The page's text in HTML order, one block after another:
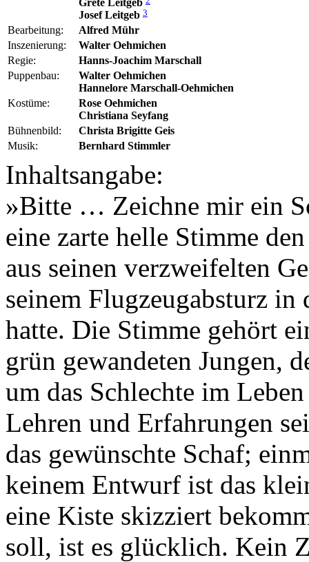
Grete Leitgeb
Josef Leitgeb 3
Bearbeitung:
Alfred Mühr
Inszenierung:
Walter Oehmichen
Regie:
Hanns-Joachim Marschall
Puppenbau:
Walter Oehmichen
Hannelore Marschall-Oehmichen
Kostüme:
Rose Oehmichen
Christiana Seyfang
Bühnenbild:
Christa Brigitte Geis
Musik:
Bernhard Stimmler
Inhaltsangabe:
»Bitte … Zeichne mir ein
eine zarte helle Stimme
aus seinen verzweifelten
seinem Flugzeugabsturz in
hatte. Die Stimme gehört
grün gewandeten Jungen,
um das Schlechte im
Lehren und Erfahrungen
das gewünschte Schaf;
keinem Entwurf ist das
eine Kiste skizziert
soll, ist es glücklich. Kein